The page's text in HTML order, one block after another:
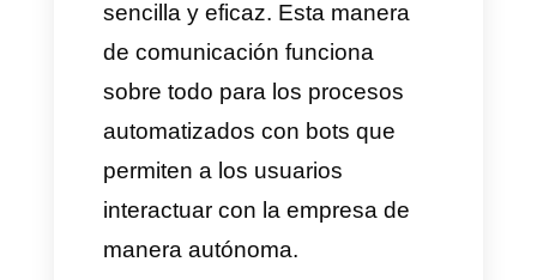
Por otra parte, los botones de
llamada a la acción se utilizan
para acciones en concreto,
como agendar una demo, ir a